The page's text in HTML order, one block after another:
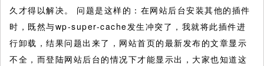
久才得以解决。 问题是这样的：在网站后台安装其他的插件
时，既然与wp-super-cache发生冲突了，我就将此插件进
行卸载，结果问题出来了，网站首页的最新发布的文章显示
不全，而登陆网站后台的情况下才能显示出，大家也知道这